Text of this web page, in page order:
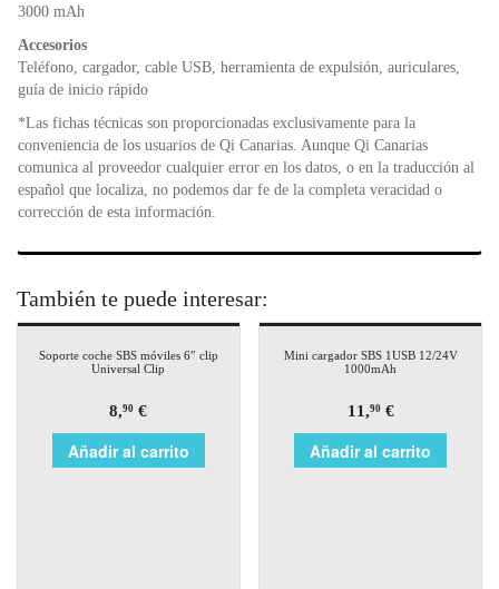
3000 mAh
Accesorios
Teléfono, cargador, cable USB, herramienta de expulsión, auriculares,
guía de inicio rápido
*Las fichas técnicas son proporcionadas exclusivamente para la
conveniencia de los usuarios de Qi Canarias. Aunque Qi Canarias
comunica al proveedor cualquier error en los datos, o en la traducción al
español que localiza, no podemos dar fe de la completa veracidad o
corrección de esta información.
También te puede interesar:
Soporte coche SBS móviles 6″ clip
Universal Clip
8,90 €
Añadir al carrito
Mini cargador SBS 1USB 12/24V
1000mAh
11,90€
Añadir al carrito